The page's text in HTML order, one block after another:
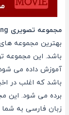
مجموعه تصویری Word in the News – BBC Learning
بهترین مجموعه
باشد. این مجموعه
باشد که اغلب در
برده می شود. این
زبان فارسی به